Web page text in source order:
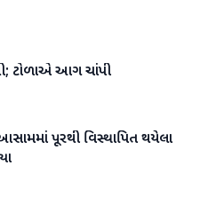
ટોળાએ આગ ચાંપી
પૂરથી વિસ્થાપિત થયેલા